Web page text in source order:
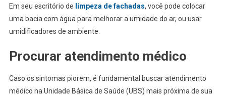
Em seu escritório de limpeza de fachadas, você pode colocar
uma bacia com água para melhorar a umidade do ar, ou usar
umidificadores de ambiente.
Procurar atendimento médico
Caso os sintomas piorem, é fundamental buscar atendimento
médico na Unidade Básica de Saúde (UBS) mais próxima de sua